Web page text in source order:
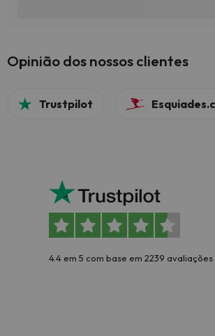
Opinião dos nossos clientes
Trustpilot
4.4 em 5 com base em 2239 avaliações